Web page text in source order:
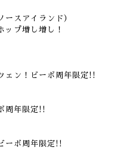
スアイランド）
プ増し増し！
ェン！ビーボ周年限定!!
周年限定!!
ーボ周年限定!!